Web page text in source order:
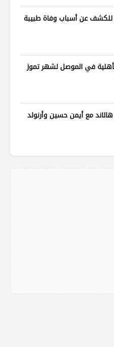
عن أسباب وفاة طبيبة
في الموصل لشهر تموز
مع أيمن حسين وأرنولد